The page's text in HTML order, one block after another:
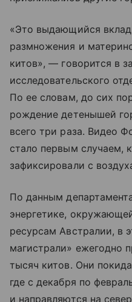
«Это выдающийся
размножения и
китов», — говорится в
исследовательского
По ее словам, до сих
рождение детенышей
всего три раза. Видео
стало первым случаем,
зафиксировали с
По данным
энергетике,
ресурсам Австралии, в
магистрали» ежегодно
тысяч китов. Они
где с декабря по
и направляются на